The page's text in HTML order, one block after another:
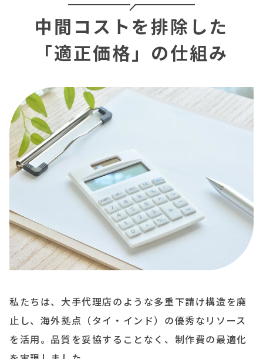
中間コストを排除した
「適正価格」の仕組み
私たちは、大手代理店のような多重下請け構造を廃
止し、海外拠点（タイ・インド）の優秀なリソース
を活用。品質を妥協することなく、制作費の最適化